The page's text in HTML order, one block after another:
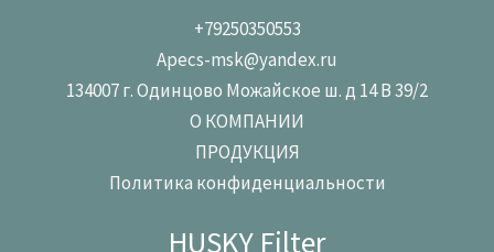
+79250350553
Apecs-msk@yandex.ru
134007 г. Одинцово Можайское ш. д 14 В 39/2
О КОМПАНИИ
ПРОДУКЦИЯ
Политика конфиденциальности
HUSKY Filter